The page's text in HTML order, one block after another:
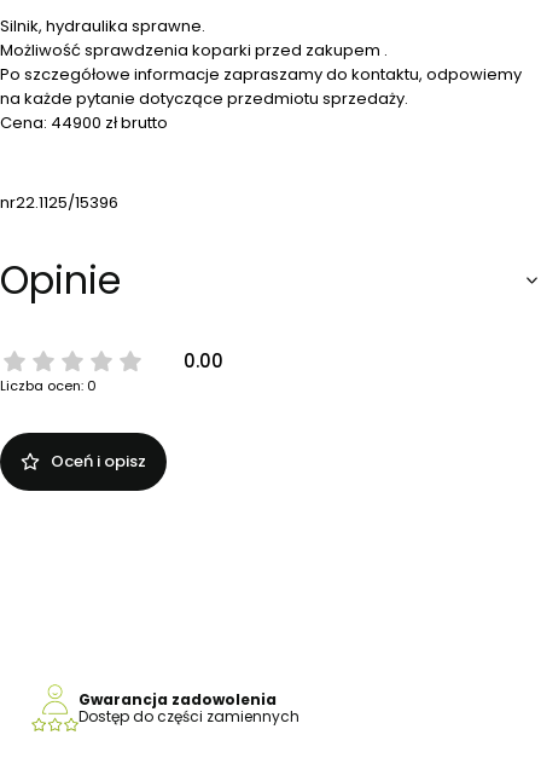
Silnik, hydraulika sprawne.
Możliwość sprawdzenia koparki przed zakupem .
Po szczegółowe informacje zapraszamy do kontaktu, odpowiemy
na każde pytanie dotyczące przedmiotu sprzedaży.
Cena: 44900 zł brutto
nr22.1125/15396
Opinie
0.00
Liczba ocen: 0
Oceń i opisz
Gwarancja zadowolenia
Dostęp do części zamiennych